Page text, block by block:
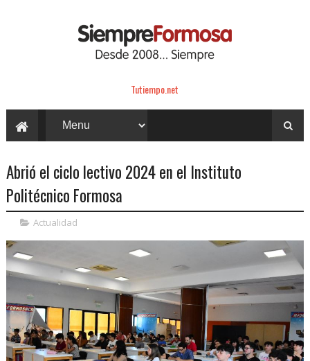
Tutiempo.net
Abrió el ciclo lectivo 2024 en el Instituto
Politécnico Formosa
Actualidad